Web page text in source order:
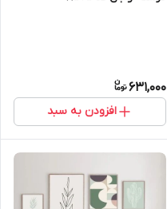
631,000
افزودن به سبد